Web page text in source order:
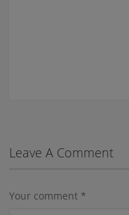
Leave A Comment
Your comment *